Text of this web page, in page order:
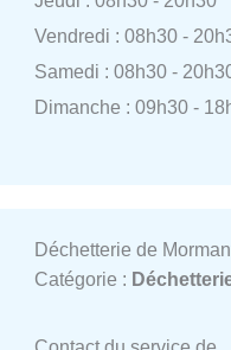
Vendredi : 08h30 -
Samedi : 08h30 -
Dimanche : 09h30 -
Déchetterie de
Catégorie :